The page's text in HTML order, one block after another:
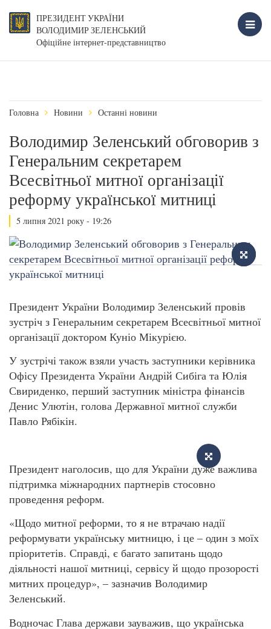
ПРЕЗИДЕНТ УКРАЇНИ
ВОЛОДИМИР ЗЕЛЕНСЬКИЙ
Офіційне інтернет-представництво
Головна Новини Останні новини
Володимир Зеленський обговорив з
Генеральним секретарем
Всесвітньої митної організації
реформу української митниці
5 липня 2021 року - 19:26
Президент України Володимир Зеленський провів
зустріч з Генеральним секретарем Всесвітньої митної
організації доктором Куніо Мікурією.
У зустрічі також взяли участь заступники керівника
Офісу Президента України Андрій Сибіга та Юлія
Свириденко, перший заступник міністра фінансів
Денис Улютін, голова Державної митної служби
Павло Рябікін.
Президент наголосив, що для України дуже важлива
підтримка міжнародних партнерів стосовно
проведення реформ.
«Щодо митної реформи, то я не втрачаю надії
реформувати українську митницю, і це – один з моїх
пріоритетів. Справді, є багато запитань щодо
діяльності нашої митниці, сервісу й щодо прозорості
митних процедур», – зазначив Володимир
Зеленський.
Водночас Глава держави зауважив, що українська